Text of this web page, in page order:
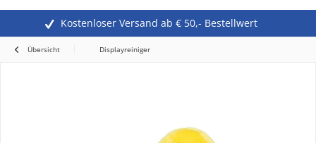
Kostenloser Versand ab € 50,- Bestellwert
Übersicht Displayreiniger